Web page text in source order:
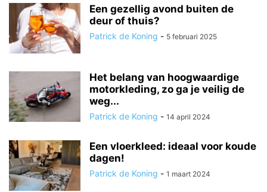
Een gezellig avond buiten de
deur of thuis?
Patrick de Koning - 5 februari 2025
Het belang van hoogwaardige
motorkleding, zo ga je veilig de
weg...
Patrick de Koning - 14 april 2024
Een vloerkleed: ideaal voor koude
dagen!
Patrick de Koning - 1 maart 2024